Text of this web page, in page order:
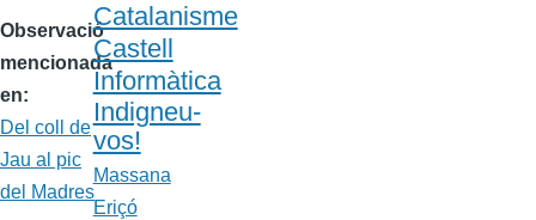
Observació
mencionada
en
Del coll de
Jau al pic
del Madres
Catalanisme
Castell
Informàtica
Indigneu-
vos!
Massana
Eriçó